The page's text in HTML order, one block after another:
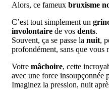
Alors, ce fameux bruxisme
C’est tout simplement un
involontaire de vos dents.
Souvent, ça se passe la nuit,
profondément, sans que vous
Votre mâchoire, cette
avec une force insoupçonnée
Imaginez la pression, nuit